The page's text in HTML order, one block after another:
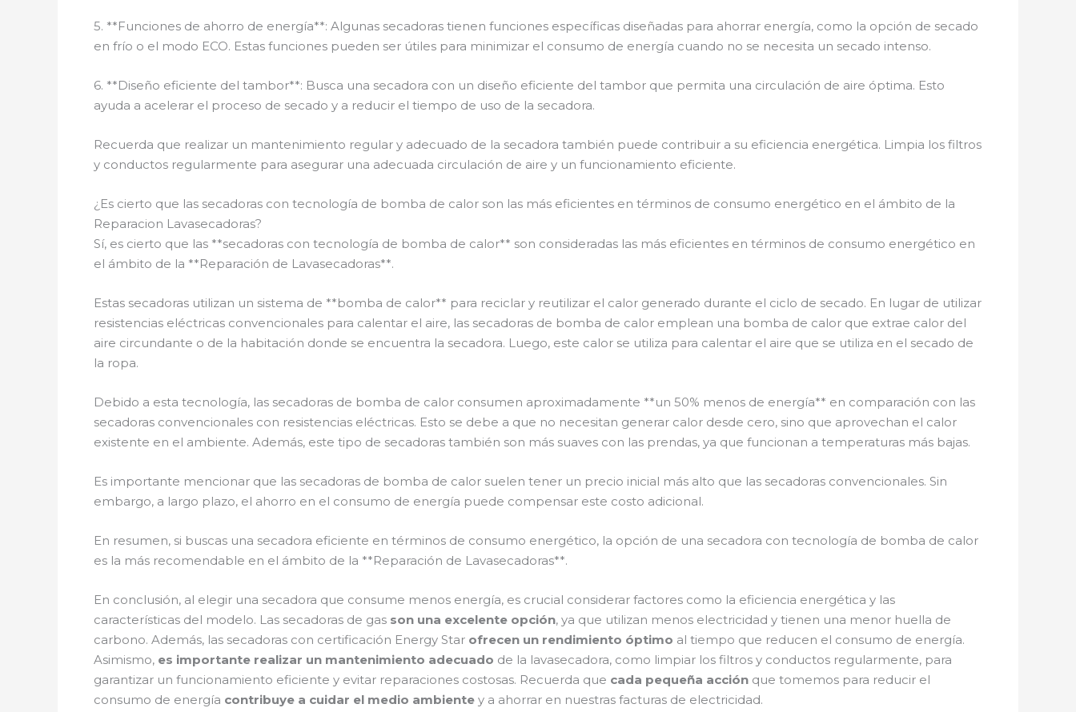
5. **Funciones de ahorro de energía**: Algunas secadoras tienen funciones específicas diseñadas para ahorrar energía, como la opción de secado
en frío o el modo ECO. Estas funciones pueden ser útiles para minimizar el consumo de energía cuando no se necesita un secado intenso.
6. **Diseño eficiente del tambor**: Busca una secadora con un diseño eficiente del tambor que permita una circulación de aire óptima. Esto
ayuda a acelerar el proceso de secado y a reducir el tiempo de uso de la secadora.
Recuerda que realizar un mantenimiento regular y adecuado de la secadora también puede contribuir a su eficiencia energética. Limpia los filtros
y conductos regularmente para asegurar una adecuada circulación de aire y un funcionamiento eficiente.
¿Es cierto que las secadoras con tecnología de bomba de calor son las más eficientes en términos de consumo energético en el ámbito de la
Reparacion Lavasecadoras?
Sí, es cierto que las **secadoras con tecnología de bomba de calor** son consideradas las más eficientes en términos de consumo energético en
el ámbito de la **Reparación de Lavasecadoras**.
Estas secadoras utilizan un sistema de **bomba de calor** para reciclar y reutilizar el calor generado durante el ciclo de secado. En lugar de utilizar
resistencias eléctricas convencionales para calentar el aire, las secadoras de bomba de calor emplean una bomba de calor que extrae calor del
aire circundante o de la habitación donde se encuentra la secadora. Luego, este calor se utiliza para calentar el aire que se utiliza en el secado de
la ropa.
Debido a esta tecnología, las secadoras de bomba de calor consumen aproximadamente **un 50% menos de energía** en comparación con las
secadoras convencionales con resistencias eléctricas. Esto se debe a que no necesitan generar calor desde cero, sino que aprovechan el calor
existente en el ambiente. Además, este tipo de secadoras también son más suaves con las prendas, ya que funcionan a temperaturas más bajas.
Es importante mencionar que las secadoras de bomba de calor suelen tener un precio inicial más alto que las secadoras convencionales. Sin
embargo, a largo plazo, el ahorro en el consumo de energía puede compensar este costo adicional.
En resumen, si buscas una secadora eficiente en términos de consumo energético, la opción de una secadora con tecnología de bomba de calor
es la más recomendable en el ámbito de la **Reparación de Lavasecadoras**.
En conclusión, al elegir una secadora que consume menos energía, es crucial considerar factores como la eficiencia energética y las
características del modelo. Las secadoras de gas son una excelente opción, ya que utilizan menos electricidad y tienen una menor huella de
carbono. Además, las secadoras con certificación Energy Star ofrecen un rendimiento óptimo al tiempo que reducen el consumo de energía.
Asimismo, es importante realizar un mantenimiento adecuado de la lavasecadora, como limpiar los filtros y conductos regularmente, para
garantizar un funcionamiento eficiente y evitar reparaciones costosas. Recuerda que cada pequeña acción que tomemos para reducir el
consumo de energía contribuye a cuidar el medio ambiente y a ahorrar en nuestras facturas de electricidad.